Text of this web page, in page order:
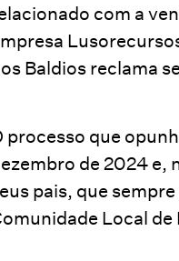
com a
Baldios reclama
processo que
de 2024 e,
pais, que
Local de